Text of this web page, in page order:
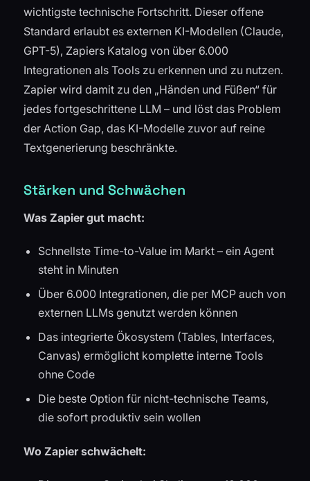
wichtigste technische Fortschritt. Dieser offene
Standard erlaubt es externen KI-Modellen (Claude,
GPT-5), Zapiers Katalog von über 6.000
Integrationen als Tools zu erkennen und zu nutzen.
Zapier wird damit zu den „Händen und Füßen“ für
jedes fortgeschrittene LLM – und löst das Problem
der Action Gap, das KI-Modelle zuvor auf reine
Textgenerierung beschränkte.
Stärken und Schwächen
Was Zapier gut macht:
Schnellste Time-to-Value im Markt – ein Agent
steht in Minuten
Über 6.000 Integrationen, die per MCP auch von
externen LLMs genutzt werden können
Das integrierte Ökosystem (Tables, Interfaces,
Canvas) ermöglicht komplette interne Tools
ohne Code
Die beste Option für nicht-technische Teams,
die sofort produktiv sein wollen
Wo Zapier schwächelt: